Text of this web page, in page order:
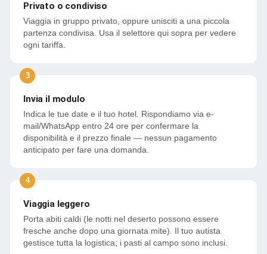
Privato o condiviso
Viaggia in gruppo privato, oppure unisciti a una piccola
partenza condivisa. Usa il selettore qui sopra per vedere
ogni tariffa.
Invia il modulo
Indica le tue date e il tuo hotel. Rispondiamo via e-
mail/WhatsApp entro 24 ore per confermare la
disponibilità e il prezzo finale — nessun pagamento
anticipato per fare una domanda.
Viaggia leggero
Porta abiti caldi (le notti nel deserto possono essere
fresche anche dopo una giornata mite). Il tuo autista
gestisce tutta la logistica; i pasti al campo sono inclusi.